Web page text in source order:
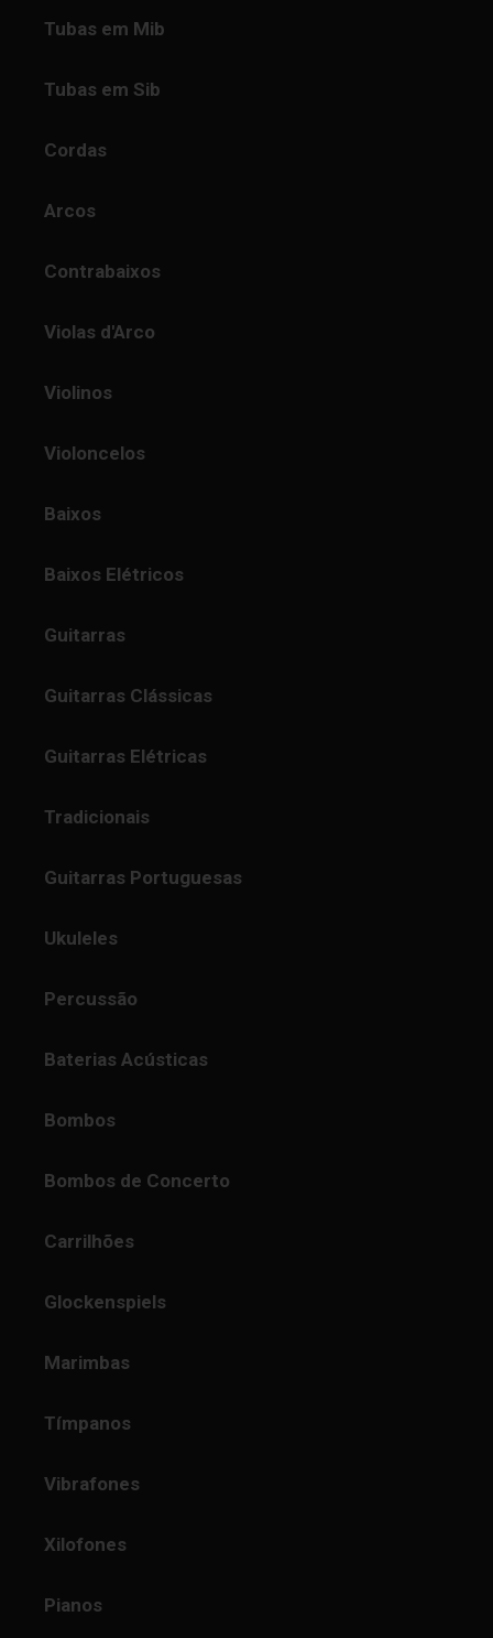
Tubas em Mib
Tubas em Sib
Cordas
Arcos
Contrabaixos
Violas d'Arco
Violinos
Violoncelos
Baixos
Baixos Elétricos
Guitarras
Guitarras Clássicas
Guitarras Elétricas
Tradicionais
Guitarras Portuguesas
Ukuleles
Percussão
Baterias Acústicas
Bombos
Bombos de Concerto
Carrilhões
Glockenspiels
Marimbas
Tímpanos
Vibrafones
Xilofones
Pianos